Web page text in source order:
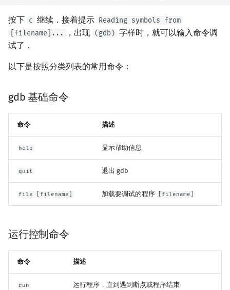
按下 c 继续．接着提示 Reading symbols from
[filename]...
，出现 (gdb) 字样时，就可以输入命令调
试了．
以下是按照分类列表的常用命令：
gdb 基础命令
命令 描述
help 显示帮助信息
quit 退出 gdb
file [filename] 加载要调试的程序 [filename]
运行控制命令
命令 描述
run 运行程序，直到遇到断点或程序结束